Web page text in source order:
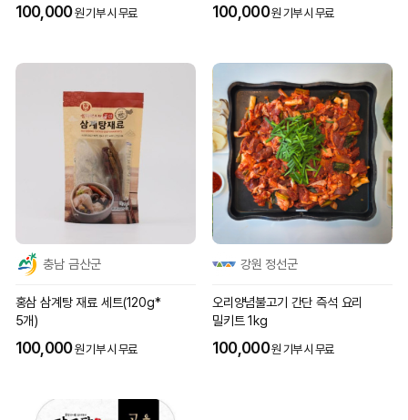
100,000원 기부 시 무료 100,000원 기부 시 무료
충남 금산군
홍삼 삼계탕 재료 세트(120g*
5개)
100,000원 기부 시 무료
강원 정선군
오리양념불고기 간단 즉석 요리
밀키트 1kg
100,000원 기부 시 무료